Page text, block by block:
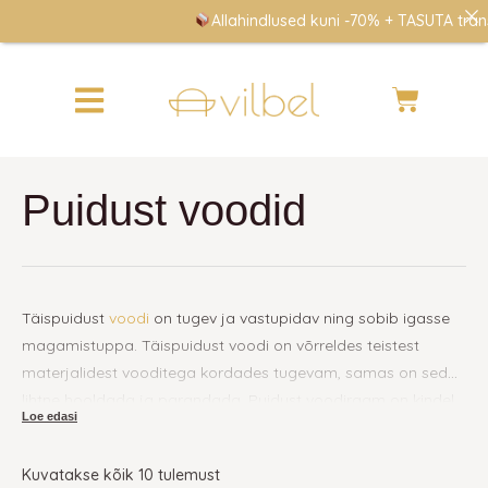
to
Cart
Puidust voodid
Täispuidust voodi on tugev ja vastupidav ning sobib igasse
magamistuppa. Täispuidust voodi on võrreldes teistest
materjalidest vooditega kordades tugevam, samas on seda
ning kannab sind pikki aastaid. Meie puidust voodite valikus
kui ka kaheinimesevoodid (Reimari
Kas valida madal või kõrge
voodiraam?
Kuvatakse kõik 10 tulemust
Allahindlused kuni -70% + TASUTA